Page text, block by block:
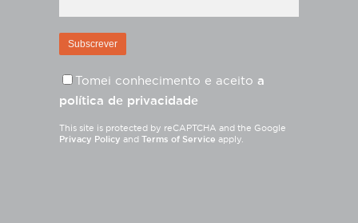
Tomei conhecimento e aceito a
política de privacidade
This site is protected by reCAPTCHA and the Google
Privacy Policy and Terms of Service apply.